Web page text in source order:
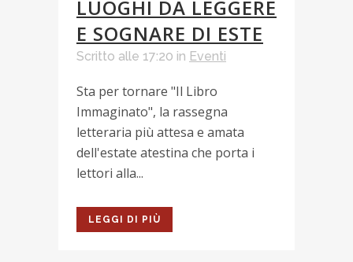
LUOGHI DA LEGGERE
E SOGNARE DI ESTE
Scritto alle 17:20 in Eventi
Sta per tornare "Il Libro
Immaginato", la rassegna
letteraria più attesa e amata
dell'estate atestina che porta i
lettori alla...
LEGGI DI PIÙ